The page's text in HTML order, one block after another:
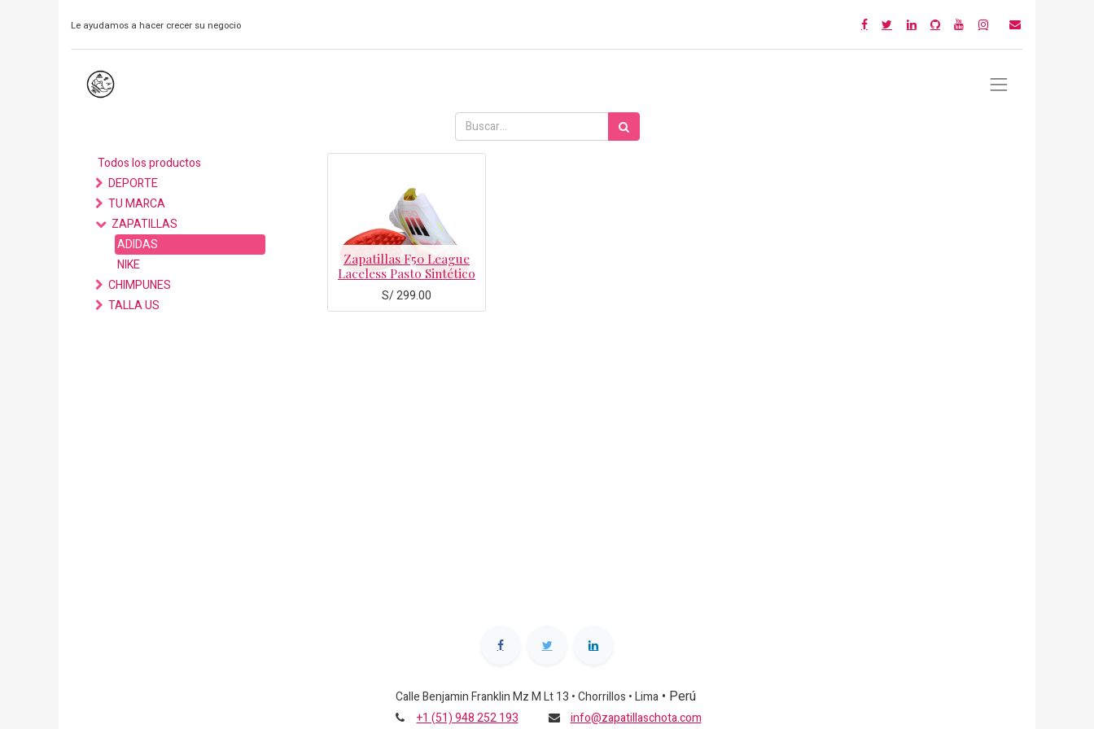
Le ayudamos a hacer crecer su negocio
Todos los productos
DEPORTE
TU MARCA
ZAPATILLAS
ADIDAS
NIKE
CHIMPUNES
TALLA US
Zapatillas F50 League
Laceless Pasto Sintético
S/299.00
Calle Benjamin Franklin Mz M Lt 13 • Chorrillos • Lima • Perú
+1 (51) 948 252 193 info@zapatillaschota.com